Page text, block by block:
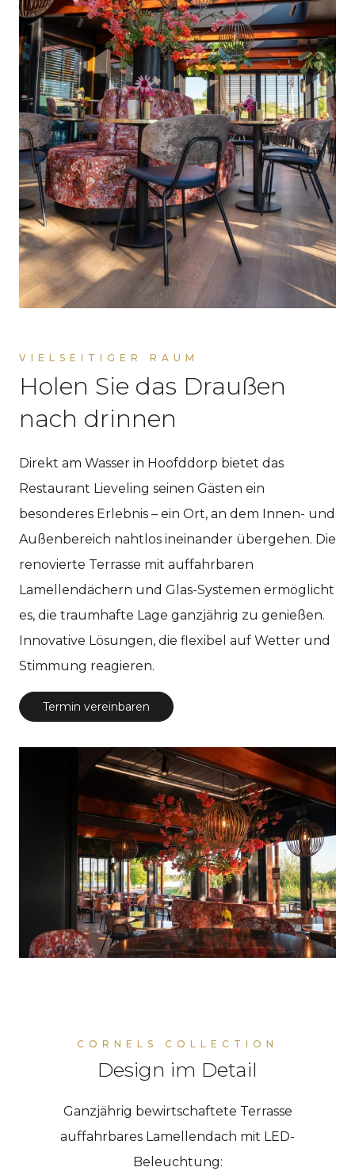
VIELSEITIGER RAUM
Holen Sie das Draußen
nach drinnen
Direkt am Wasser in Hoofddorp bietet das
Restaurant Lieveling seinen Gästen ein
besonderes Erlebnis – ein Ort, an dem Innen- und
Außenbereich nahtlos ineinander übergehen. Die
renovierte Terrasse mit auffahrbaren
Lamellendächern und Glas-Systemen ermöglicht
es, die traumhafte Lage ganzjährig zu genießen.
Innovative Lösungen, die flexibel auf Wetter und
Stimmung reagieren.
Termin vereinbaren
CORNELS COLLECTION
Design im Detail
Ganzjährig bewirtschaftete Terrasse
auffahrbares Lamellendach mit LED-
Beleuchtung: